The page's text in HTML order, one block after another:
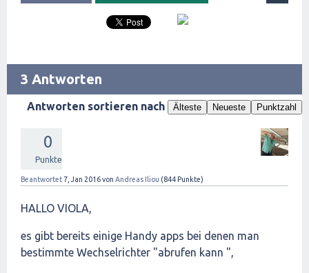
3 Antworten
Antworten sortieren nach Älteste Neueste Punktzahl
0
Punkte
Beantwortet7, Jan 2016von Andreas Iliou (844 Punkte)
HALLO VIOLA,
es gibt bereits einige Handy apps bei denen man
bestimmte Wechselrichter "abrufen kann ",